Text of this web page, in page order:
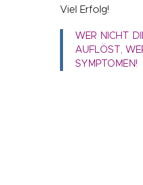
Viel Erfolg!
WER NICHT
AUFLÖST,
SYMPTOMEN!